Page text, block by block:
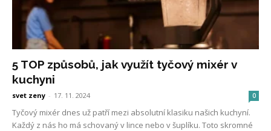
5 TOP způsobů, jak využít tyčový mixér v
kuchyni
svet zeny - 17. 11. 2024 0
Tyčový mixér dnes už patří mezi absolutní klasiku našich kuchyní.
Každý z nás ho má schovaný v lince nebo v šuplíku. Toto skromné